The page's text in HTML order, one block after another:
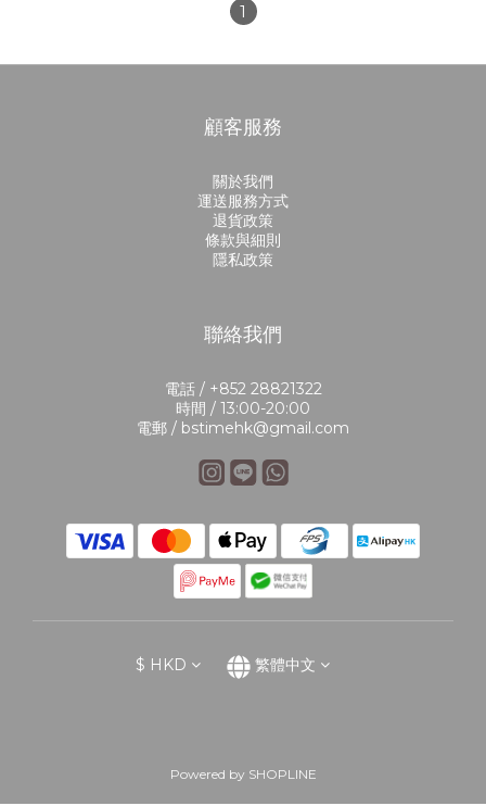
1
顧客服務
關於我們
運送服務方式
退貨政策
條款與細則
隱私政策
聯絡我們
電話 / +852 28821322
時間 / 13:00-20:00
電郵 / bstimehk@gmail.com
$ HKD 繁體中文
Powered by SHOPLINE